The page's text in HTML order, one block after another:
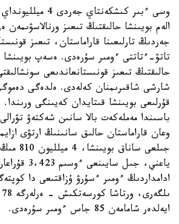
وسى ءبىر كىشكەنتاي
الەم بويىنشا حالىقتىڭ تىعىز ورنالاسۋىمەن
جەردىڭ تارلىعىنا قاراماستان، تىعىز
تاتۋ-ءتاتتى ءومىر سۇرەدى. ەسەپ بويىنشا
شارشى شاقىرىمنان كەلەدى. ەلدەگى
باسىندا مەملەكەت بالا سانىن شەكتەۋ
جىلعى
ياعني، جىل
ادامداردىڭ ءومىر ءسۇرۋ ۇزاقتىعى دا
ايەلدەر شامامەن 85 جاس ءومىر سۇرەدى.